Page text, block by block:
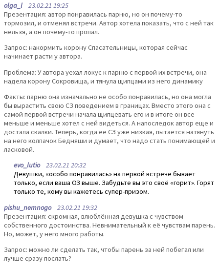
olga_l 23.02.21 19:25
Презентация: автор понравилась парню, но он почему-то
тормозил, и отменял встречи. Автор хотела показать, что с ней так
нельзя, а он почему-то пропал.
Запрос: накормить корону Спасательницы, которая сейчас
начинает расти у автора.
Проблема: У автора уехал локус к парню с первой их встречи, она
надела корону Сокровища, и тянула щипцами из него динамику
Факты: парню она изначально не особо понравилась, но она могла
бы вырастить свою СЗ поведением в границах. Вместо этого она с
самой первой встречи начала щипцевать его и в итоге он все
меньше и меньше хотел с ней видеться. А напоследок автор еще и
достала скалки. Теперь, когда ее СЗ уже низкая, пытается натянуть
на него колпачок Бедняши и думает, что надо стать понимающей и
ласковой.
evo_lutio23.02.21 20:32
Девушки, «особо понравилась» на первой встрече бывает
только, если ваша ОЗ выше. Забудьте вы это своё «горит». Горят
только те, кому вы кажетесь супер-призом.
pishu_nemnogo23.02.21 19:32
Презентация: скромная, влюблённая девушка с чувством
собственного достоинства. Невнимательный к её чувствам парень.
Но, может, у него много работы.
Запрос: можно ли сделать так, чтобы парень за ней побегал или
лучше сразу послать?